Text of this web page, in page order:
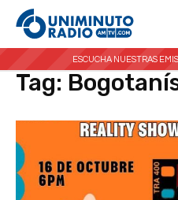
ESCUCHA NUESTRAS
Inicio Etiquetas Bogotanísimos
Tag: